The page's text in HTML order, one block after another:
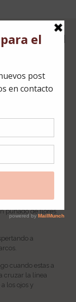
la ventana
lupa recuerde a
cómo las ramas
puñado de flores
a
cuando estas a
cruzar la línea
los ojos y